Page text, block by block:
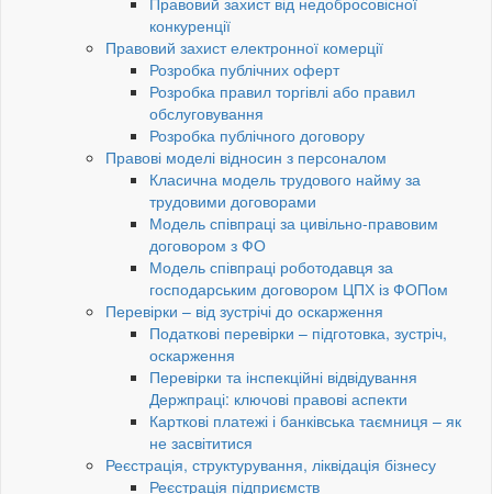
конкуренції
Правовий захист електронної комерції
Розробка публічних оферт
Розробка правил торгівлі або правил
обслуговування
Розробка публічного договору
Правові моделі відносин з персоналом
Класична модель трудового найму за
трудовими договорами
Модель співпраці за цивільно-правовим
договором з ФО
Модель співпраці роботодавця за
господарським договором ЦПХ із ФОПом
Перевірки – від зустрічі до оскарження
Податкові перевірки – підготовка, зустріч,
оскарження
Перевірки та інспекційні відвідування
Держпраці: ключові правові аспекти
Карткові платежі і банківська таємниця – як
не засвітитися
Реєстрація, структурування, ліквідація бізнесу
Реєстрація підприємств